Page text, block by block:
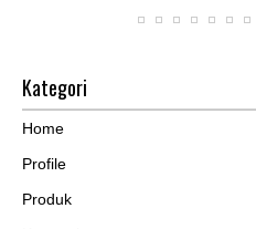
Kategori
Home
Profile
Produk